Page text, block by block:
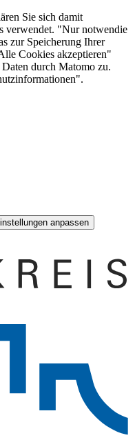
Sie sich damit
verwendet. "Nur notwendie
zur Speicherung Ihrer
Cookies akzeptieren"
durch Matomo zu.
anpassen